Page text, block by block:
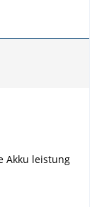
Akku leistung